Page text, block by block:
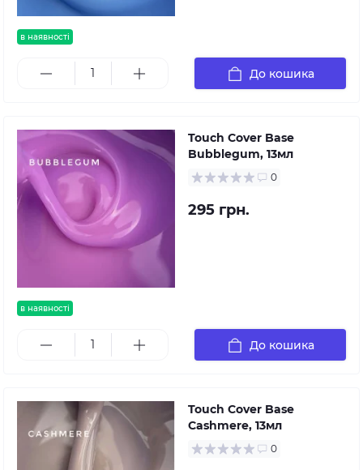
в наявності
До кошика
в наявності
Touch Cover Base
Bubblegum, 13мл
0
295 грн.
До кошика
Touch Cover Base
Cashmere, 13мл
0